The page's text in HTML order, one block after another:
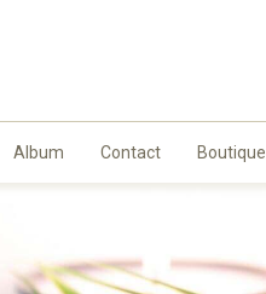
Album Contact Boutique